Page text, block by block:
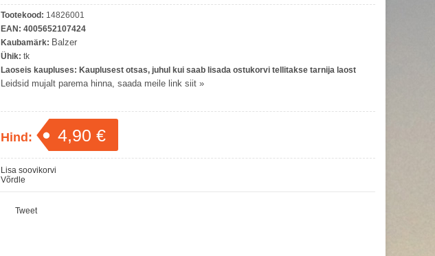
Tootekood: 14826001
EAN: 4005652107424
Kaubamärk: Balzer
Ühik: tk
Laoseis kaupluses: Kauplusest otsas, juhul kui saab lisada ostukorvi tellitakse tarnija laost
Leidsid mujalt parema hinna, saada meile link siit »
Hind: 4,90 €
Lisa soovikorvi
Võrdle
Tweet